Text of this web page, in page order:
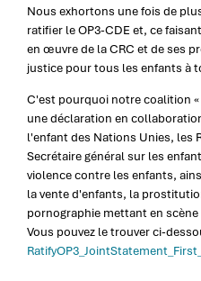
Nous exhortons une fois de
ratifier le OP3-CDE et, ce
en œuvre de la CRC et de ses
justice pour tous les enfants à
C'est pourquoi notre coalition «
une déclaration en
l'enfant des Nations Unies, les
Secrétaire général sur les
violence contre les enfants,
la vente d'enfants, la
pornographie mettant en
Vous pouvez le trouver ci-